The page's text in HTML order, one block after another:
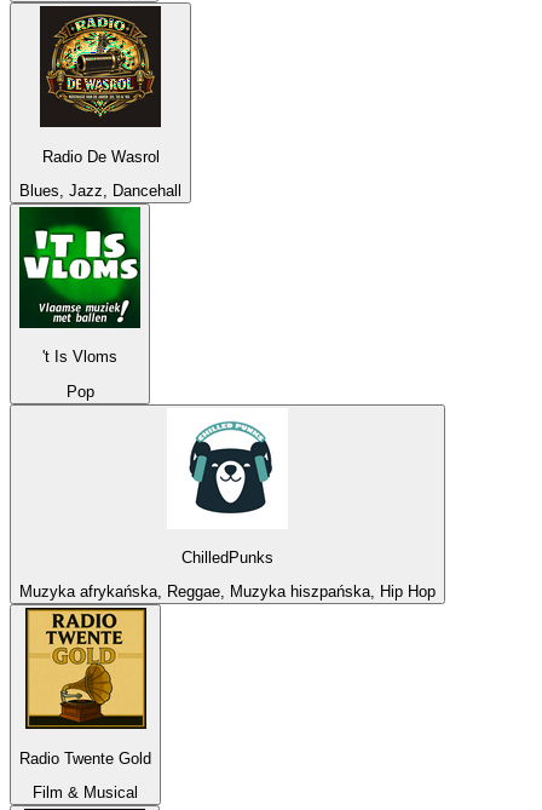
Radio De Wasrol
Blues, Jazz, Dancehall
't Is Vloms
Pop
ChilledPunks
Muzyka afrykańska, Reggae, Muzyka hiszpańska, Hip Hop
Radio Twente Gold
Film & Musical